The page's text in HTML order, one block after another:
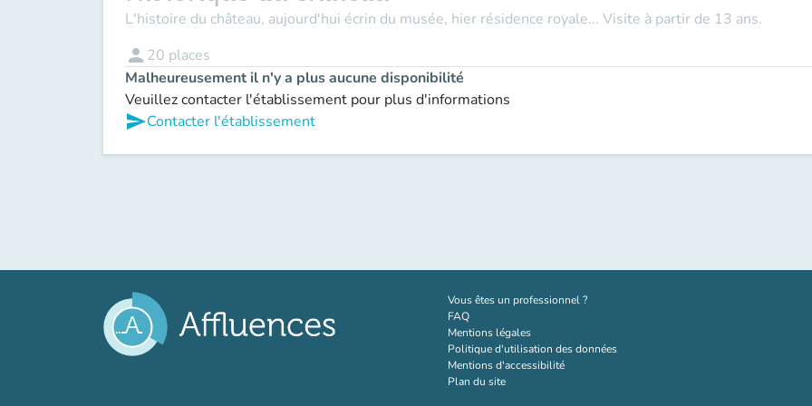
L'histoire du château, aujourd'hui écrin du musée, hier résidence royale... Visite à partir de 13 ans.
person 20 places
Malheureusement il n'y a plus aucune disponibilité
Veuillez contacter l'établissement pour plus d'informations
sendContacter l'établissement
Vous êtes un professionnel ?(nouvel onglet)
FAQ
Mentions légales
Politique d'utilisation des données
Mentions d'accessibilité
Plan du site